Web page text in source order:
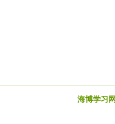
海博学习